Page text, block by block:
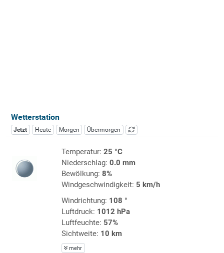
Wetterstation
Jetzt Heute Morgen Übermorgen
Temperatur: 25 °C
Niederschlag: 0.0 mm
Bewölkung: 8%
Windgeschwindigkeit: 5 km/h
Windrichtung: 108 °
Luftdruck: 1012 hPa
Luftfeuchte: 57%
Sichtweite: 10 km
mehr